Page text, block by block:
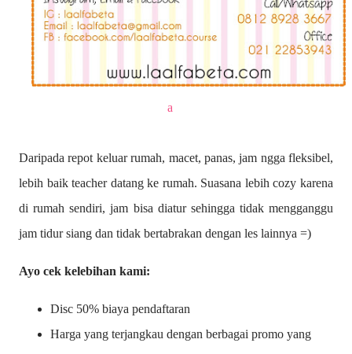
a
Daripada repot keluar rumah, macet, panas, jam ngga fleksibel,
lebih baik teacher datang ke rumah. Suasana lebih cozy karena
di rumah sendiri, jam bisa diatur sehingga tidak mengganggu
jam tidur siang dan tidak bertabrakan dengan les lainnya =)
Ayo cek kelebihan kami:
Disc 50% biaya pendaftaran
Harga yang terjangkau dengan berbagai promo yang